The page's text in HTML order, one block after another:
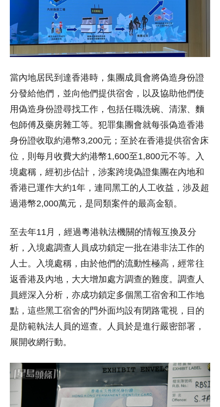
當內地居民到達香港時，集團成員會將偽造身份證
分發給他們，並向他們提供宿舍，以及協助他們使
用偽造身份證尋找工作，包括任職洗碗、清潔、麵
包師傅及藥房雜工等。犯罪集團會就每張偽造香港
身份證收取約港幣3,200元；至於在香港提供宿舍床
位，則每月收費大約港幣1,600至1,800元不等。入
境處稱，經初步估計，涉案跨境偽證集團在內地和
香港已運作大約1年，連同黑工的人工收益，涉及超
過港幣2,000萬元，是同類案件的最高金額。
至去年11月，經過粵港執法機關的情報互換及分
析，入境處調查人員成功鎖定一批在港非法工作的
人士。入境處稱，由於他們的流動性極高，經常往
返香港及內地，大大增加處方調查的難度。調查人
員經深入分析，亦成功鎖定多個黑工宿舍和工作地
點，這些黑工宿舍的門外面均設有閉路電視，目的
是防範執法人員的巡查。人員於是進行嚴密部署，
展開收網行動。